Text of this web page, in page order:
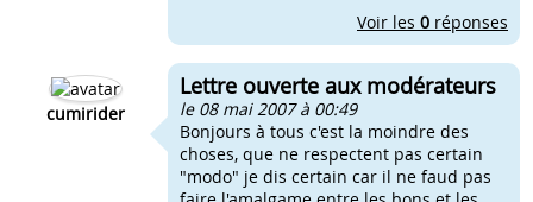
Voir les 0 réponses
cumirider
Lettre ouverte aux modérateurs
le 08 mai 2007 à 00:49
Bonjours à tous c'est la moindre des
choses, que ne respectent pas certain
"modo" je dis certain car il ne faud pas